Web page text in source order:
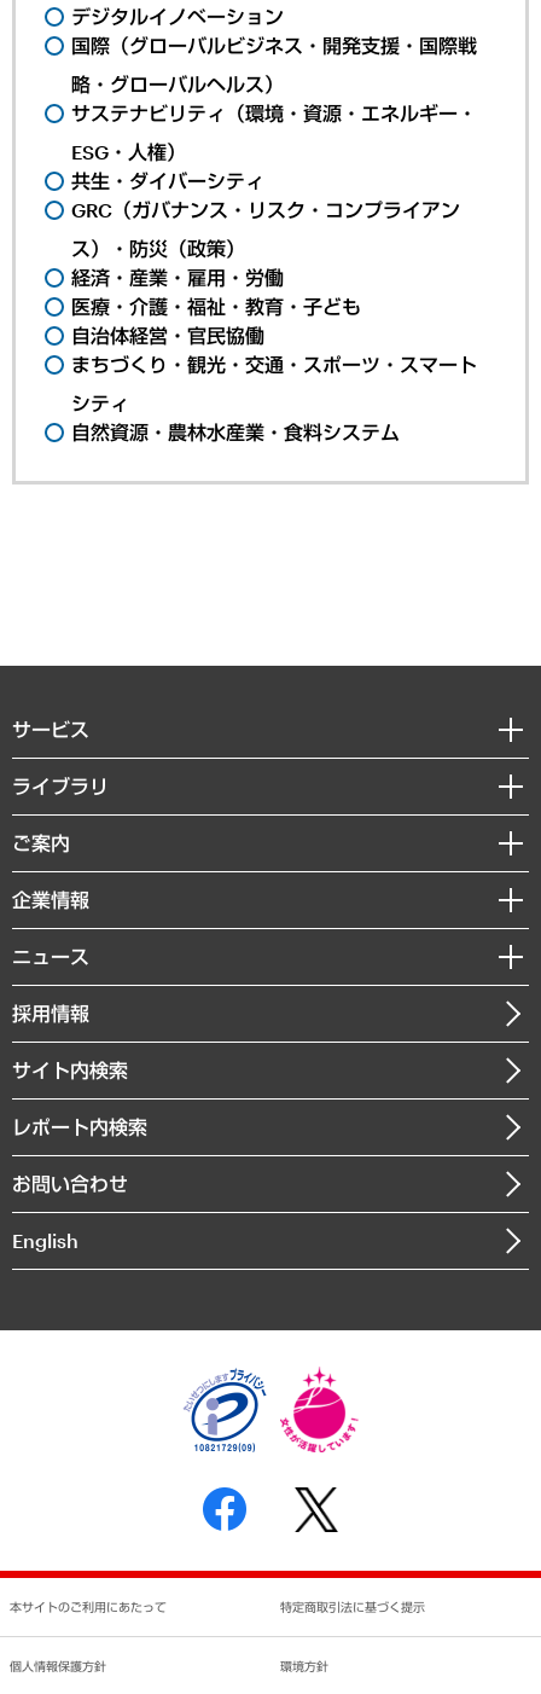
デジタルイノベーション
国際（グローバルビジネス・開発支援・国際戦
略・グローバルヘルス）
サステナビリティ（環境・資源・エネルギー・
ESG・人権）
共生・ダイバーシティ
GRC（ガバナンス・リスク・コンプライアン
ス）・防災（政策）
経済・産業・雇用・労働
医療・介護・福祉・教育・子ども
自治体経営・官民協働
まちづくり・観光・交通・スポーツ・スマート
シティ
自然資源・農林水産業・食料システム
サービス
経営戦略
組織・人事戦略
デジタルイノベーション
共生・ダイバーシティ
GRC（ガバナンス・リスク・コンプライアンス）・防災（政策）
経済・産業・雇用・労働
まちづくり・観光・交通・スポーツ・スマートシティ
自然資源・農林水産業・食料システム
ライブラリ
経済調査
レポート
コラム
経営用語集
受託・受注実績（官公庁関連）
メディア掲載・出演
ご案内
セミナー・イベント情報
MUFGビジネスセミナー
受託案件情報
企業情報
私たちの想い
社長メッセージ
会社概要
沿革
組織図・本部部室紹介
インドネシア現地法人
個人情報保護方針
反社会的勢力に対する基本方針
書面による個人情報の開示等の請求の手続きについて
ニュース
ニュースリリース
お知らせ
採用情報
サイト内検索
レポート内検索
お問い合わせ
English
本サイトのご利用にあたって 特定商取引法に基づく提示
個人情報保護方針 環境方針